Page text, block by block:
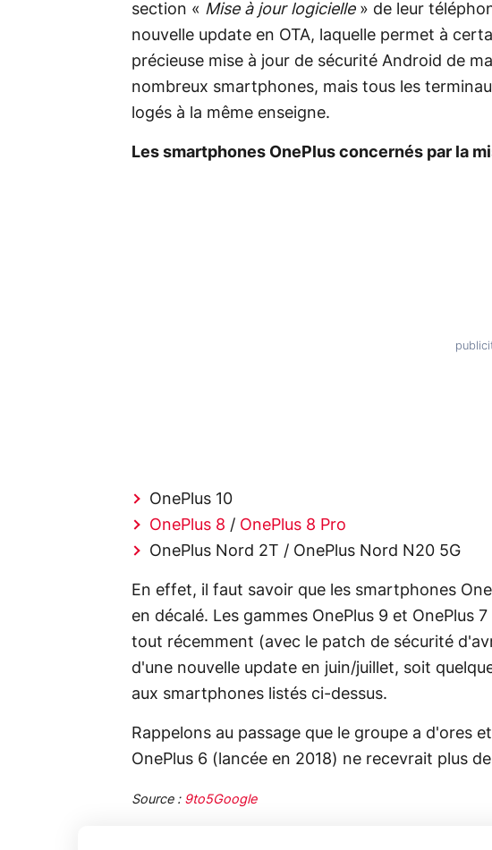
section « Mise à jour logicielle» de leur
nouvelle update en OTA, laquelle permet à
précieuse mise à jour de sécurité Android de
nombreux smartphones, mais tous les
logés à la même enseigne.
Les smartphones OnePlus concernés par la
OnePlus 10
OnePlus 8 / OnePlus 8 Pro
OnePlus Nord 2T / OnePlus Nord N20 5G
En effet, il faut savoir que les smartphones
en décalé. Les gammes OnePlus 9 et OnePlus
tout récemment (avec le patch de sécurité
d'une nouvelle update en juin/juillet, soit
aux smartphones listés ci-dessus.
Rappelons au passage que le groupe a d'ores
OnePlus 6 (lancée en 2018) ne recevrait plus
Source : 9to5Google